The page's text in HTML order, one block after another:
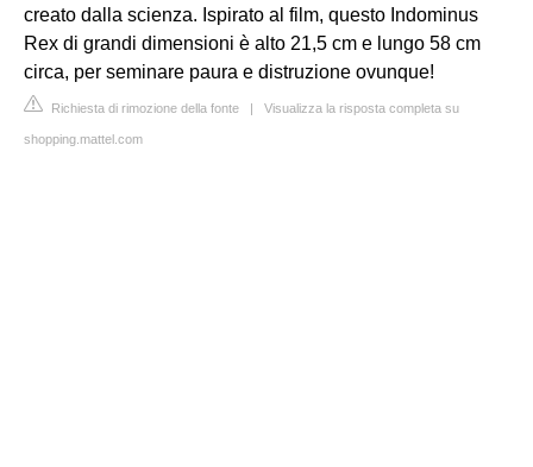
creato dalla scienza. Ispirato al film, questo Indominus
Rex di grandi dimensioni è alto 21,5 cm e lungo 58 cm
circa, per seminare paura e distruzione ovunque!
Richiesta di rimozione della fonte | Visualizza la risposta completa su
shopping.mattel.com